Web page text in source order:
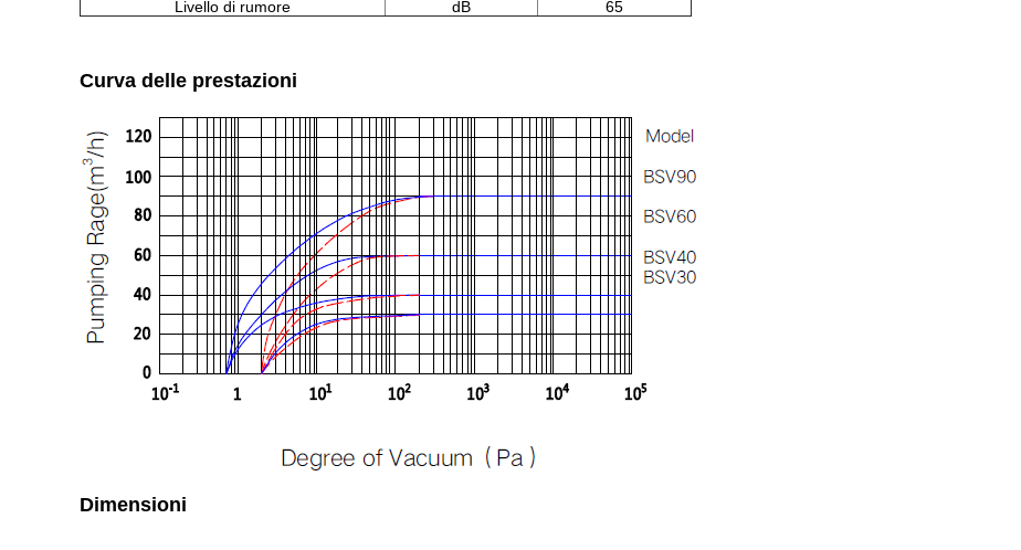
Livello di rumore
dB 65
Curva delle prestazioni
Dimensioni